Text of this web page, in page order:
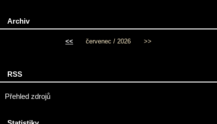
Archiv
<< červenec / 2026 >>
RSS
Přehled zdrojů